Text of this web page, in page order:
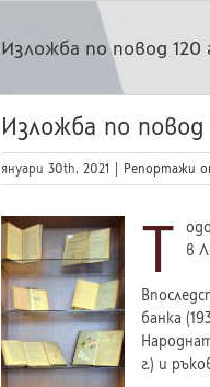
Изложба по повод
Изложба по
януари 30th, 2021 Репортажи
Т
в
банка
г.) и